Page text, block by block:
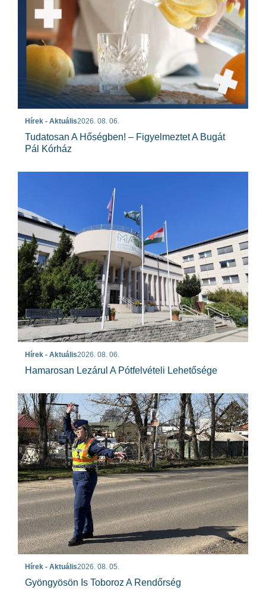
Hírek - Aktuális2026. 08. 06.
Tudatosan A Hőségben! – Figyelmeztet A Bugát
Pál Kórház
Hírek - Aktuális2026. 08. 06.
Hamarosan Lezárul A Pótfelvételi Lehetősége
Hírek - Aktuális2026. 08. 05.
Gyöngyösön Is Toboroz A Rendőrség